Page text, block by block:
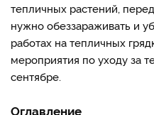
тепличных растений,
нужно обеззараживать и
работах на тепличных
мероприятия по уходу за
сентябре.
Оглавление